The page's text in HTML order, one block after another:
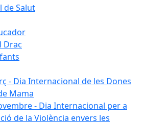
de Salut
Drac
- Dia Internacional de les Dones
Mama
- Dia Internacional per a
de la Violència envers les